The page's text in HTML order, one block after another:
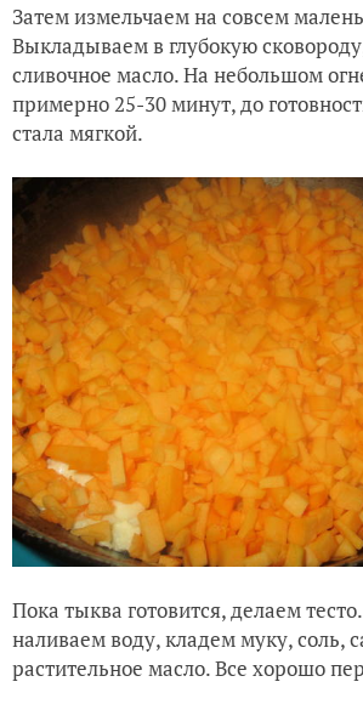
Затем измельчаем на совсем
Выкладываем в глубокую
сливочное масло. На небольшом
примерно 25-30 минут, до
стала мягкой.
Пока тыква готовится, делаем
наливаем воду, кладем муку, соль,
растительное масло. Все хорошо